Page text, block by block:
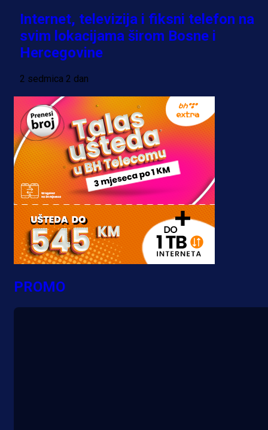
Internet, televizija i fiksni telefon na
svim lokacijama širom Bosne i
Hercegovine
2 sedmica 2 dan
PROMO